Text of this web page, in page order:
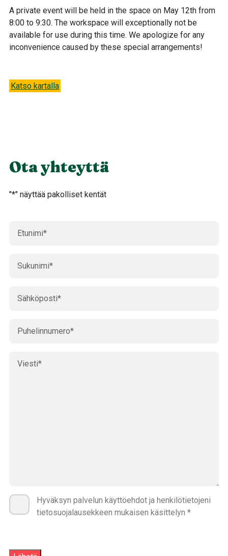
A private event will be held in the space on May 12th from
8:00 to 9:30. The workspace will exceptionally not be
available for use during this time. We apologize for any
inconvenience caused by these special arrangements!
Katso kartalla
Ota yhteyttä
"*" näyttää pakolliset kentät
Hyväksyn palvelun käyttöehdot ja henkilötietojeni
tietosuojalausekkeen mukaisen käsittelyn *